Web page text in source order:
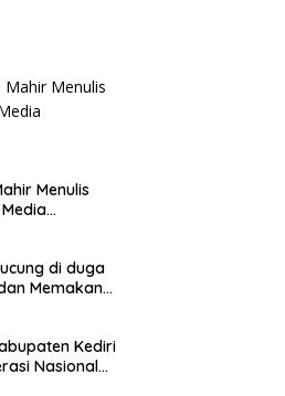
Menulis
di duga
Memakan
Kediri